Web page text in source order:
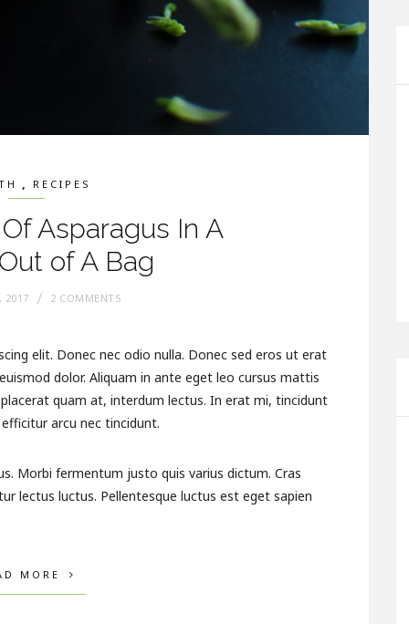
, RECIPES
Asparagus In A
of A Bag
2017 2 COMMENTS
elit. Donec nec odio nulla. Donec sed eros ut erat
dolor. Aliquam in ante eget leo cursus mattis
quam at, interdum lectus. In erat mi, tincidunt
arcu nec tincidunt.
Morbi fermentum justo quis varius dictum. Cras
lectus luctus. Pellentesque luctus est eget sapien
MORE
Top Recipes For